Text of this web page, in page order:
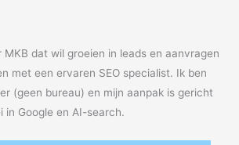
MKB dat wil groeien in leads en aanvragen
met een ervaren SEO specialist. Ik ben
(geen bureau) en mijn aanpak is gericht
in Google en AI-search.